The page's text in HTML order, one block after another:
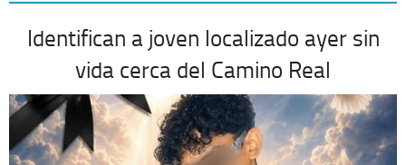
Identifican a joven localizado ayer sin
vida cerca del Camino Real